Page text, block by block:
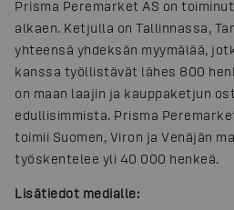
Prisma Peremarket AS on
alkaen. Ketjulla on Tallinnassa,
yhteensä yhdeksän myymälää,
kanssa työllistävät lähes 800
on maan laajin ja kauppaketjun
edullisimmista. Prisma
toimii Suomen, Viron ja Venäjän
työskentelee yli 40 000 henkeä.
Lisätiedot medialle: